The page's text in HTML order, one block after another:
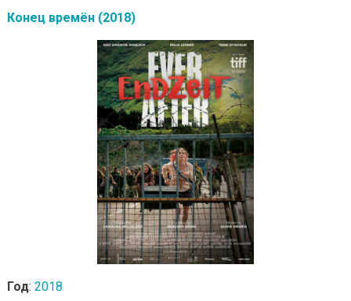
Конец времён (2018)
Год: 2018